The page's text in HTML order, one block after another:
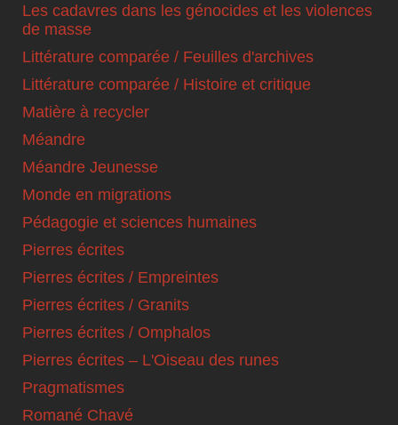
Les cadavres dans les génocides et les violences
de masse
Littérature comparée / Feuilles d'archives
Littérature comparée / Histoire et critique
Matière à recycler
Méandre
Méandre Jeunesse
Monde en migrations
Pédagogie et sciences humaines
Pierres écrites
Pierres écrites / Empreintes
Pierres écrites / Granits
Pierres écrites / Omphalos
Pierres écrites – L'Oiseau des runes
Pragmatismes
Romané Chavé